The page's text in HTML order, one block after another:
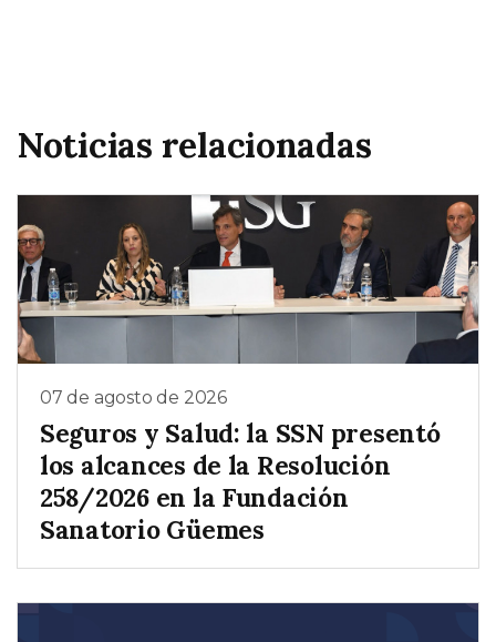
Noticias relacionadas
07 de agosto de 2026
Seguros y Salud: la SSN presentó
los alcances de la Resolución
258/2026 en la Fundación
Sanatorio Güemes